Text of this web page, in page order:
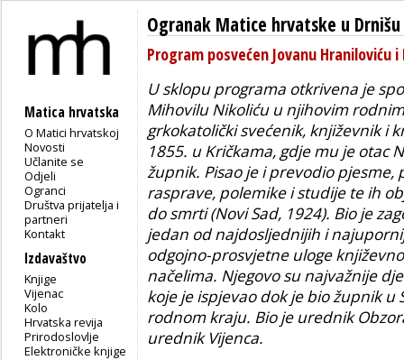
Matica hrvatska
O Matici hrvatskoj
Novosti
Učlanite se
Odjeli
Ogranci
Društva prijatelja i
partneri
Kontakt
Izdavaštvo
Knjige
Vijenac
Kolo
Hrvatska revija
Prirodoslovlje
Elektroničke knjige
Ogranak Matice hrvatske u Drnišu
Program posvećen Jovanu Hraniloviću
U sklopu programa otkrivena je
Mihovilu Nikoliću u njihovim
grkokatolički svećenik, književnik i
1855. u Kričkama, gdje mu je otac
župnik. Pisao je i prevodio
rasprave, polemike i studije te ih
do smrti (Novi Sad, 1924). Bio je
jedan od najdosljednijih i
odgojno-prosvjetne uloge
načelima. Njegovo su najvažnije
koje je ispjevao dok je bio župnik u
rodnom kraju. Bio je urednik
urednik Vijenca.